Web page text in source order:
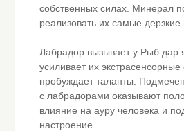
собственных силах. Минерал
реализовать их самые дерзкие
Лабрадор вызывает у Рыб дар
усиливает их экстрасенсорные
пробуждает таланты.
с лабрадорами оказывают
влияние на ауру человека и
настроение.